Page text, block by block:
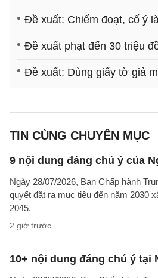
Đề xuất: Chiếm đoạt, cố ý
Đề xuất phạt đến 30 triệu
Đề xuất: Dùng giấy tờ giả
TIN CÙNG CHUYÊN MỤC
9 nội dung đáng chú ý của
Ngày 28/07/2026, Ban Chấp hành
quyết đặt ra mục tiêu đến năm 2030
2045.
2 giờ trước
10+ nội dung đáng chú ý tại